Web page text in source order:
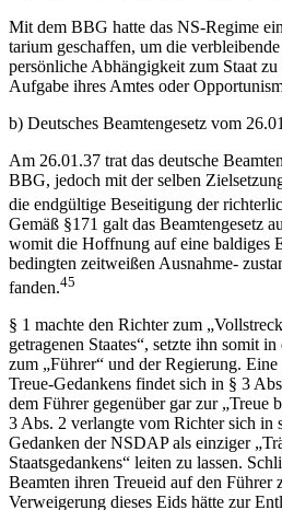
Mit dem BBG hatte das NS-Regime
tarium geschaffen, um die
persönliche Abhängigkeit zum Staat
Aufgabe ihres Amtes oder
b) Deutsches Beamtengesetz vom
Am 26.01.37 trat das deutsche
BBG, jedoch mit der selben
die endgültige Beseitigung der
Gemäß §171 galt das Beamtengesetz
womit die Hoffnung auf eine baldiges
bedingten zeitweißen Ausnahme-
fanden.45
§ 1 machte den Richter zum
getragenen Staates“, setzte ihn somit
zum „Führer“ und der Regierung.
Treue-Gedankens findet sich in § 3
dem Führer gegenüber gar zur „Treue
3 Abs. 2 verlangte vom Richter sich in
Gedanken der NSDAP als einziger
Staatsgedankens“ leiten zu lassen.
Beamten ihren Treueid auf den Führer
Verweigerung dieses Eids hätte zur